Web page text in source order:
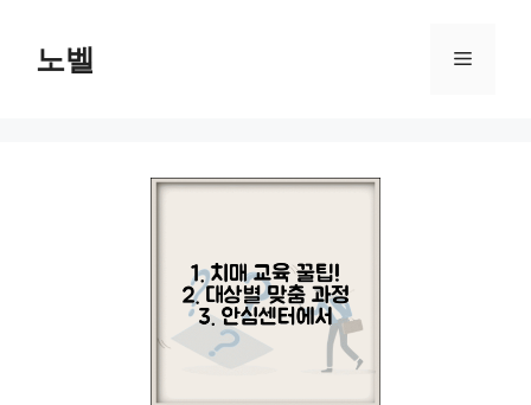
노벨 메